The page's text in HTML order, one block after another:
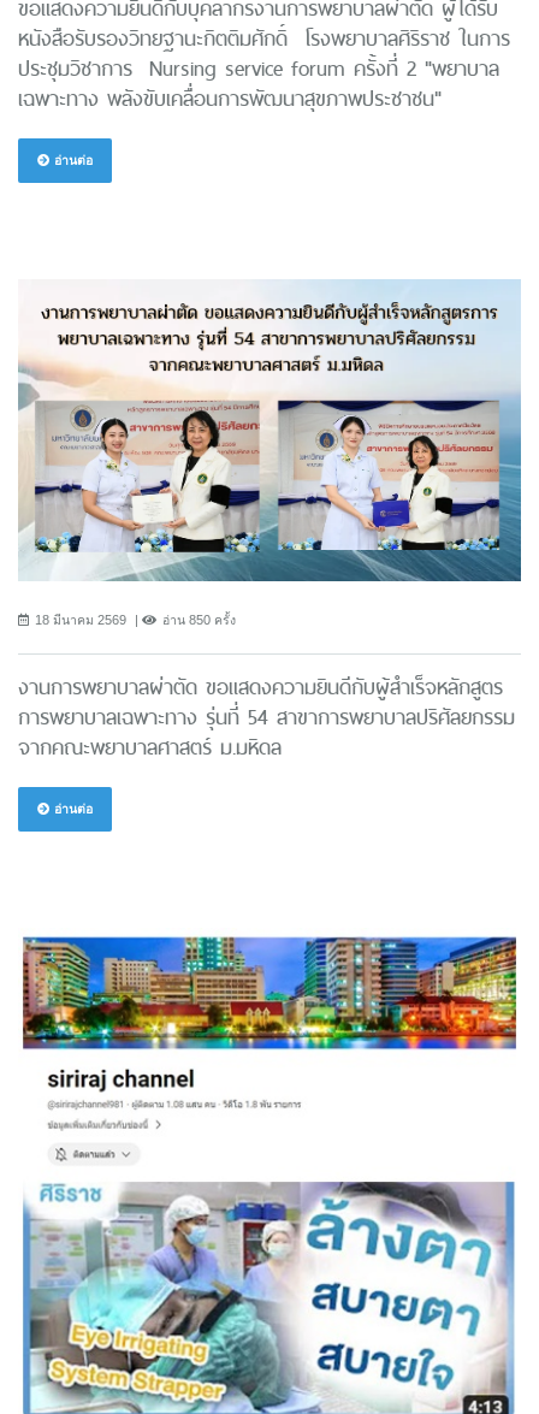
ขอแสดงความยินดีกับบุคลากรงานการพยาบาลผ่าตัด ผู้ได้รับ
หนังสือรับรองวิทยฐานะกิตติมศักดิ์ โรงพยาบาลศิริราช ในการ
ประชุมวิชาการ Nursing service forum ครั้งที่ 2 "พยาบาล
เฉพาะทาง พลังขับเคลื่อนการพัฒนาสุขภาพประชาชน"
อ่านต่อ
18 มีนาคม 2569 อ่าน 850 ครั้ง
งานการพยาบาลผ่าตัด ขอแสดงความยินดีกับผู้สำเร็จหลักสูตร
การพยาบาลเฉพาะทาง รุ่นที่ 54 สาขาการพยาบาลปริศัลยกรรม
จากคณะพยาบาลศาสตร์ ม.มหิดล
อ่านต่อ